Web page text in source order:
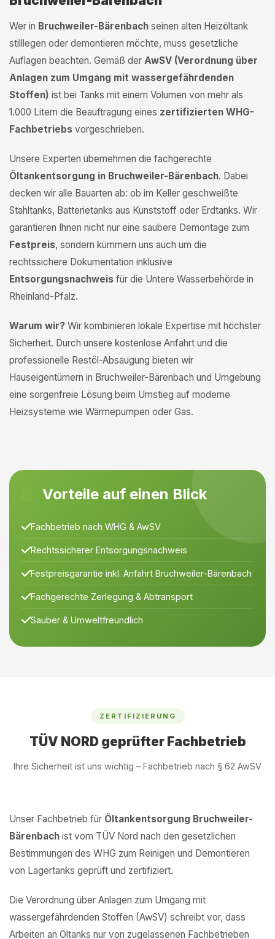
Wer in Bruchweiler-Bärenbach seinen alten Heizöltank
stilllegen oder demontieren möchte, muss gesetzliche
Auflagen beachten. Gemäß der AwSV (Verordnung über
Anlagen zum Umgang mit wassergefährdenden
Stoffen) ist bei Tanks mit einem Volumen von mehr als
1.000 Litern die Beauftragung eines zertifizierten WHG-
Fachbetriebs vorgeschrieben.
Unsere Experten übernehmen die fachgerechte
Öltankentsorgung in Bruchweiler-Bärenbach. Dabei
decken wir alle Bauarten ab: ob im Keller geschweißte
Stahltanks, Batterietanks aus Kunststoff oder Erdtanks. Wir
garantieren Ihnen nicht nur eine saubere Demontage zum
Festpreis, sondern kümmern uns auch um die
rechtssichere Dokumentation inklusive
Entsorgungsnachweis für die Untere Wasserbehörde in
Rheinland-Pfalz.
Warum wir? Wir kombinieren lokale Expertise mit höchster
Sicherheit. Durch unsere kostenlose Anfahrt und die
professionelle Restöl-Absaugung bieten wir
Hauseigentümern in Bruchweiler-Bärenbach und Umgebung
eine sorgenfreie Lösung beim Umstieg auf moderne
Heizsysteme wie Wärmepumpen oder Gas.
Vorteile auf einen Blick
Fachbetrieb nach WHG & AwSV
Rechtssicherer Entsorgungsnachweis
Festpreisgarantie inkl. Anfahrt Bruchweiler-Bärenbach
Fachgerechte Zerlegung & Abtransport
Sauber & Umweltfreundlich
ZERTIFIZIERUNG
TÜV NORD geprüfter Fachbetrieb
Ihre Sicherheit ist uns wichtig – Fachbetrieb nach § 62 AwSV
Unser Fachbetrieb für Öltankentsorgung Bruchweiler-
Bärenbach ist vom TÜV Nord nach den gesetzlichen
Bestimmungen des WHG zum Reinigen und Demontieren
von Lagertanks geprüft und zertifiziert.
Die Verordnung über Anlagen zum Umgang mit
wassergefährdenden Stoffen (AwSV) schreibt vor, dass
Arbeiten an Öltanks nur von zugelassenen Fachbetrieben